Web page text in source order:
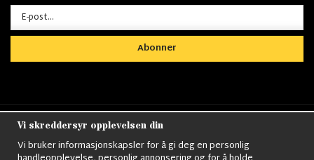
Abonner
Nordens största utbud av
kläder,Militärtöverskott, Militärutrustning, Ordningsvakt
utrustning,väktarkläder,Militärbyxor,Militärjackor,M65
Vi skreddersyr opplevelsen din
Vi bruker informasjonskapsler for å gi deg en personlig